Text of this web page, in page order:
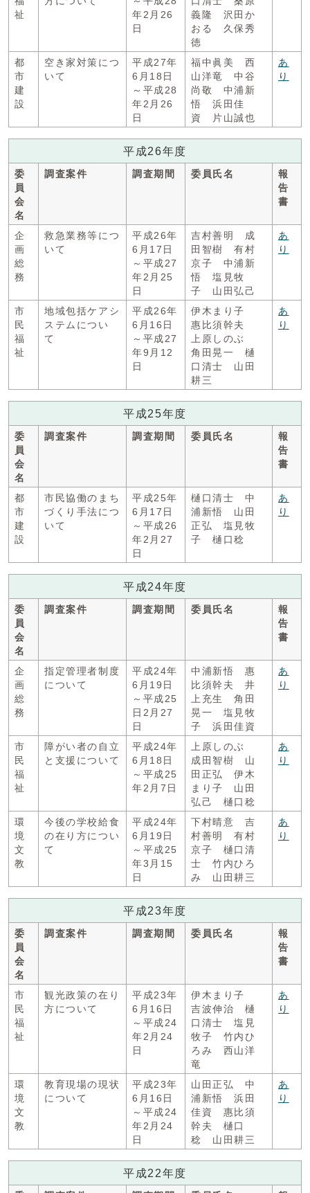
祉
年2月26
日
義隆 沢田か
おる 久保秀
徳
都
市
建
設
空き家対策につ
いて
平成27年
6月18日
～平成28
年2月26
日
福中眞美 西
山洋竜 中谷
尚敬 中浦新
悟 浜田佳
資 片山誠也
あ
り
平成26年度
委
員
会
名
調査案件 調査期間 委員氏名
報
告
書
企
画
総
務
救急業務等につ
いて
平成26年
6月17日
～平成27
年2月25
日
吉村善明 成
田智樹 有村
京子 中浦新
悟 塩見牧
子 山田弘己
あ
り
市
民
福
祉
地域包括ケアシ
ステムについ
て
平成26年
6月16日
～平成27
年9月12
日
伊木まり子
惠比須幹夫
上原しのぶ
角田晃一 樋
口清士 山田
耕三
あ
り
平成25年度
委
員
会
名
調査案件 調査期間 委員氏名
報
告
書
都
市
建
設
市民協働のまち
づくり手法につ
いて
平成25年
6月17日
～平成26
年2月27
日
樋口清士 中
浦新悟 山田
正弘 塩見牧
子 樋口稔
あ
り
平成24年度
委
員
会
名
調査案件 調査期間 委員氏名
報
告
書
企
画
総
務
指定管理者制度
について
平成24年
6月19日
～平成25
日2月27
日
中浦新悟 惠
比須幹夫 井
上充生 角田
晃一 塩見牧
子 浜田佳資
あ
り
市
民
福
祉
障がい者の自立
と支援について
平成24年
6月18日
～平成25
年2月7日
上原しのぶ
成田智樹 山
田正弘 伊木
まり子 山田
弘己 樋口稔
あ
り
環
境
文
教
今後の学校給食
の在り方につい
て
平成24年
6月19日
～平成25
年3月15
日
下村晴意 吉
村善明 有村
京子 樋口清
士 竹内ひろ
み 山田耕三
あ
り
平成23年度
委
員
会
名
調査案件 調査期間 委員氏名
報
告
書
市
民
福
祉
観光政策の在り
方について
平成23年
6月16日
～平成24
年2月24
日
伊木まり子
吉波伸治 樋
口清士 塩見
牧子 竹内ひ
ろみ 西山洋
竜
あ
り
環
境
文
教
教育現場の現状
について
平成23年
6月16日
～平成24
年2月24
日
山田正弘 中
浦新悟 浜田
佳資 惠比須
幹夫 樋口
稔 山田耕三
あ
り
平成22年度